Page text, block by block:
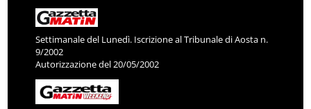
Settimanale del Lunedì. Iscrizione al Tribunale di Aosta n.
9/2002
Autorizzazione del 20/05/2002